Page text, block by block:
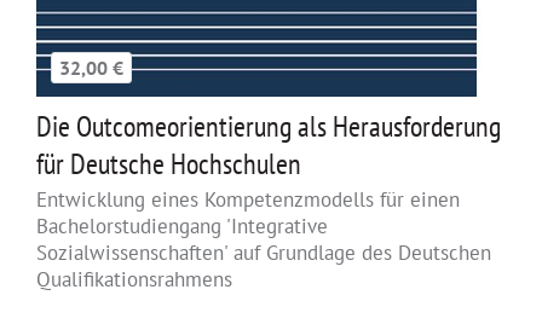
32,00 €
Die Outcomeorientierung als Herausforderung
für Deutsche Hochschulen
Entwicklung eines Kompetenzmodells für einen
Bachelorstudiengang 'Integrative
Sozialwissenschaften' auf Grundlage des Deutschen
Qualifikationsrahmens